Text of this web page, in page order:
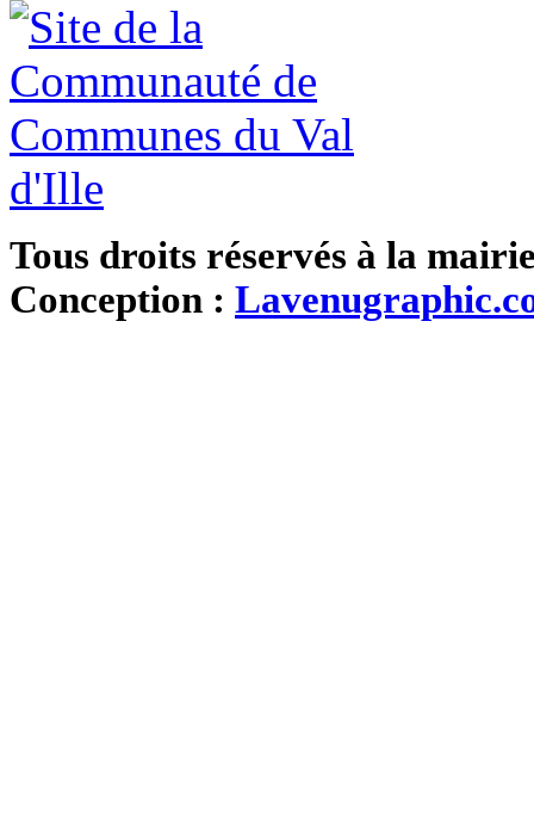
Tous droits réservés à la
Conception :